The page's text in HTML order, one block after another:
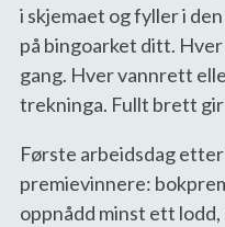
i skjemaet og fyller i
på bingoarket ditt.
gang. Hver vannrett
trekninga. Fullt brett gir
Første arbeidsdag
premievinnere:
oppnådd minst ett